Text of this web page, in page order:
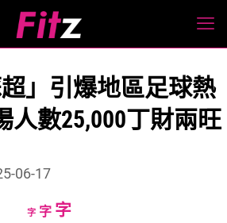
」引爆地區足球熱
人數25,000丁財兩旺
06-17
字Decrease
字Reset
字Increase